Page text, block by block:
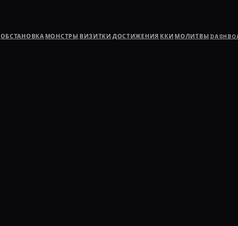
ОБСТАНОВКА МОНСТРЫ ВИЗИТКИ ДОСТИЖЕНИЯ ККИ МОЛИТВЫ